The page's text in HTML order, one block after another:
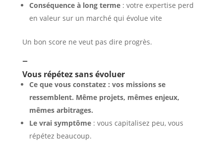
Conséquence à long terme: votre expertise perd
en valeur sur un marché qui évolue vite
Un bon score ne veut pas dire progrès.
–
Vous répétez sans évoluer
Ce que vous constatez : vos missions se
ressemblent. Même projets, mêmes enjeux,
mêmes arbitrages.
Le vrai symptôme: vous capitalisez peu, vous
répétez beaucoup.